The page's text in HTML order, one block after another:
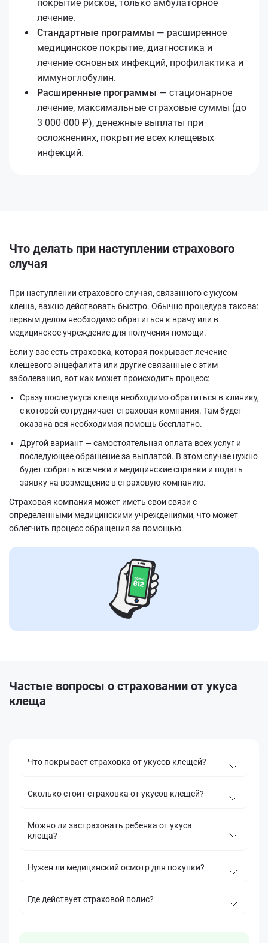
покрытие рисков, только амбулаторное
лечение.
Стандартные программы — расширенное
медицинское покрытие, диагностика и
лечение основных инфекций, профилактика и
иммуноглобулин.
Расширенные программы — стационарное
лечение, максимальные страховые суммы (до
3 000 000 ₽), денежные выплаты при
осложнениях, покрытие всех клещевых
инфекций.
Что делать при наступлении страхового
случая
При наступлении страхового случая, связанного с укусом
клеща, важно действовать быстро. Обычно процедура такова:
первым делом необходимо обратиться к врачу или в
медицинское учреждение для получения помощи.
Если у вас есть страховка, которая покрывает лечение
клещевого энцефалита или другие связанные с этим
заболевания, вот как может происходить процесс:
Сразу после укуса клеща необходимо обратиться в клинику,
с которой сотрудничает страховая компания. Там будет
оказана вся необходимая помощь бесплатно.
Другой вариант — самостоятельная оплата всех услуг и
последующее обращение за выплатой. В этом случае нужно
будет собрать все чеки и медицинские справки и подать
заявку на возмещение в страховую компанию.
Страховая компания может иметь свои связи с
определенными медицинскими учреждениями, что может
облегчить процесс обращения за помощью.
Частые вопросы о страховании от укуса
клеща
Что покрывает страховка от укусов клещей?
Сколько стоит страховка от укусов клещей?
Можно ли застраховать ребенка от укуса
клеща?
Нужен ли медицинский осмотр для покупки?
Где действует страховой полис?